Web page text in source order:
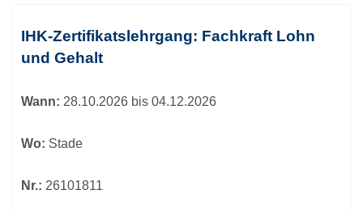
IHK-Zertifikatslehrgang: Fachkraft Lohn
und Gehalt
Wann: 28.10.2026 bis 04.12.2026
Wo: Stade
Nr.: 26101811